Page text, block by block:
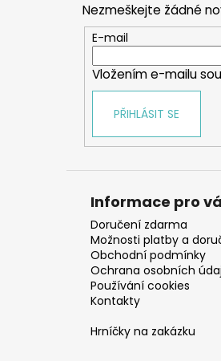
Nezmeškejte žádné
E-mail
Vložením e-mailu
PŘIHLÁSIT SE
Informace pro
Doručení zdarma
Možnosti platby a
Obchodní podmínky
Ochrana osobních
Používání cookies
Kontakty
Hrníčky na zakázku